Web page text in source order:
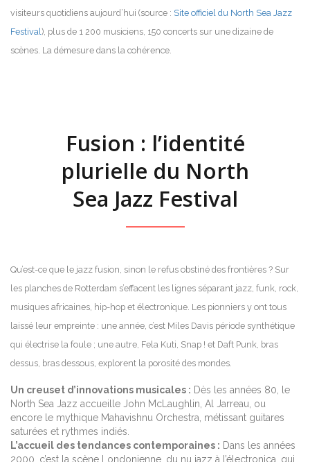
visiteurs quotidiens aujourd’hui (source : Site officiel du North Sea Jazz
Festival ), plus de 1 200 musiciens, 150 concerts sur une dizaine de
scènes. La démesure dans la cohérence.
Fusion : l’identité
plurielle du North
Sea Jazz Festival
Qu’est-ce que le jazz fusion, sinon le refus obstiné des frontières ? Sur
les planches de Rotterdam s’effacent les lignes séparant jazz, funk, rock,
musiques africaines, hip-hop et électronique. Les pionniers y ont tous
laissé leur empreinte : une année, c’est Miles Davis période synthétique
qui électrise la foule ; une autre, Fela Kuti, Snap ! et Daft Punk, bras
dessus, bras dessous, explorent la porosité des mondes.
Un creuset d’innovations musicales : Dès les années 80, le
North Sea Jazz accueille John McLaughlin, Al Jarreau, ou
encore le mythique Mahavishnu Orchestra, métissant guitares
saturées et rythmes indiés.
L’accueil des tendances contemporaines : Dans les années
2000, c’est la scène Londonienne, du nu jazz à l’électronica, qui